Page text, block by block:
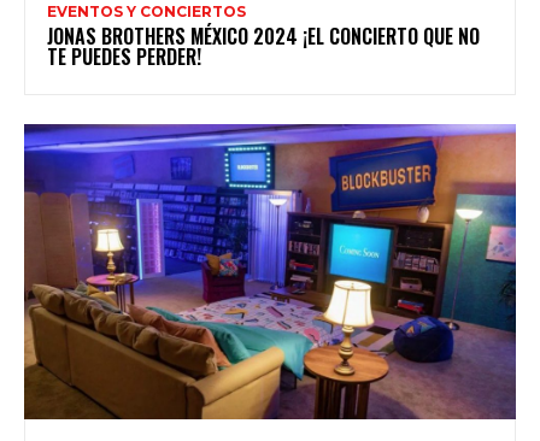
EVENTOS Y CONCIERTOS
JONAS BROTHERS MÉXICO 2024 ¡EL CONCIERTO QUE NO
TE PUEDES PERDER!